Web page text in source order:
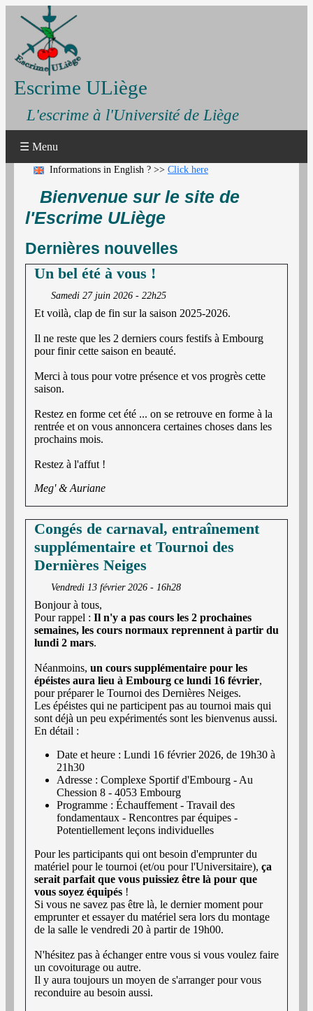
Escrime ULiège
L'escrime à l'Université de Liège
☰ Menu
Informations in English ? >> Click here
Bienvenue sur le site de
l'Escrime ULiège
Dernières nouvelles
Un bel été à vous !
Samedi 27 juin 2026 - 22h25
Et voilà, clap de fin sur la saison 2025-2026.
Il ne reste que les 2 derniers cours festifs à Embourg
pour finir cette saison en beauté.
Merci à tous pour votre présence et vos progrès cette
saison.
Restez en forme cet été ... on se retrouve en forme à la
rentrée et on vous annoncera certaines choses dans les
prochains mois.
Restez à l'affut !
Meg' & Auriane
Congés de carnaval, entraînement
supplémentaire et Tournoi des
Dernières Neiges
Vendredi 13 février 2026 - 16h28
Bonjour à tous,
Pour rappel : Il n'y a pas cours les 2 prochaines
semaines, les cours normaux reprennent à partir du
lundi 2 mars.
Néanmoins, un cours supplémentaire pour les
épéistes aura lieu à Embourg ce lundi 16 février,
pour préparer le Tournoi des Dernières Neiges.
Les épéistes qui ne participent pas au tournoi mais qui
sont déjà un peu expérimentés sont les bienvenus aussi.
En détail :
Date et heure : Lundi 16 février 2026, de 19h30 à
21h30
Adresse : Complexe Sportif d'Embourg - Au
Chession 8 - 4053 Embourg
Programme : Échauffement - Travail des
fondamentaux - Rencontres par équipes -
Potentiellement leçons individuelles
Pour les participants qui ont besoin d'emprunter du
matériel pour le tournoi (et/ou pour l'Universitaire), ça
serait parfait que vous puissiez être là pour que
vous soyez équipés !
Si vous ne savez pas être là, le dernier moment pour
emprunter et essayer du matériel sera lors du montage
de la salle le vendredi 20 à partir de 19h00.
N'hésitez pas à échanger entre vous si vous voulez faire
un covoiturage ou autre.
Il y aura toujours un moyen de s'arranger pour vous
reconduire au besoin aussi.